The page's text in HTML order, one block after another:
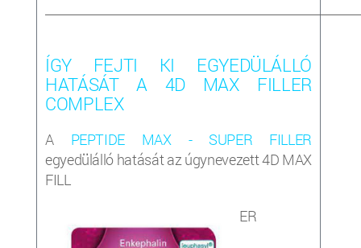
ÍGY FEJTI KI EGYEDÜLÁLLÓ
HATÁSÁT A 4D MAX FILLER
COMPLEX
A PEPTIDE MAX - SUPER FILLER
egyedülálló hatását az úgynevezett 4D MAX
FILL
ER